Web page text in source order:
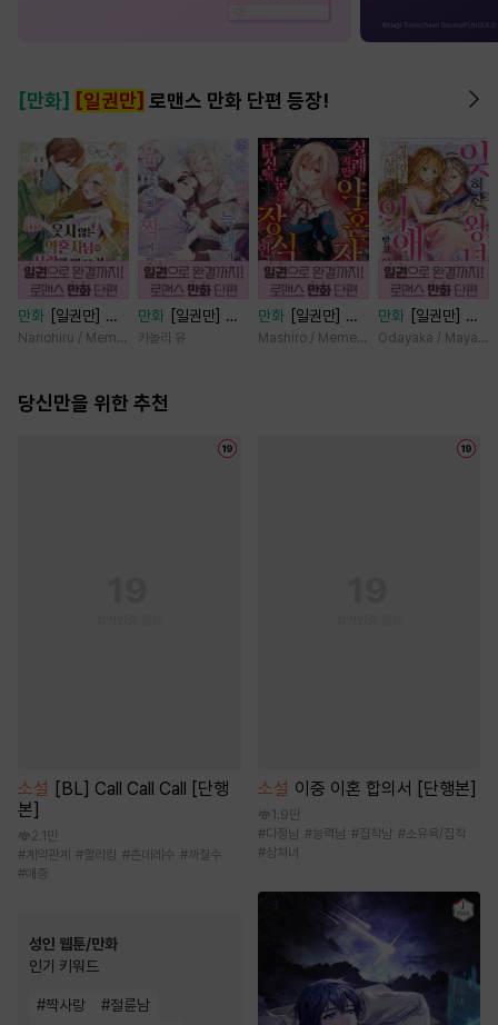
[만화] [일권만] 로맨스 만화 단편 등장!
만화
[일권만] 웃
지 않는 약혼자님
습니다 [단행본]
Nanohiru / Memeko
만화
[일권만] 죽
을 뻔한 늑대가 운
카놀라 유
만화
[일권만] 실
례지만 약혼자님,
Mashiro / Memeko
만화
[일권만] 잊
혀진 왕녀지만 정
Odayaka / Maya
당신만을 위한 추천
소설 [BL] Call Call Call [단행
본]
2.1만
# 계약관계 #할리킹 #츤데레수 #까칠수
#애증
성인 웹툰/만화
인기 키워드
#짝사랑 #절륜남
소설 이중 이혼 합의서 [단행본]
1.9만
#다정남 #능력남 #집착남 #소유욕/집착
#상처녀